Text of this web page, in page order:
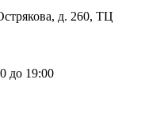
д. 260, ТЦ
до 19:00